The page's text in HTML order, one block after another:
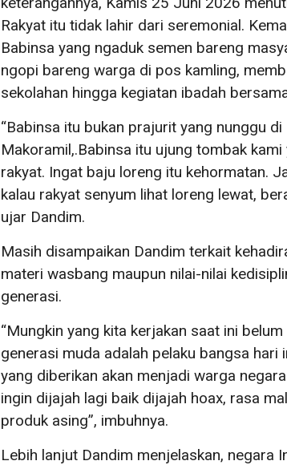
Rakyat itu tidak lahir dari seremonial.
Babinsa yang ngaduk semen bareng
ngopi bareng warga di pos kamling,
sekolahan hingga kegiatan ibadah
“Babinsa itu bukan prajurit yang nunggu
Makoramil,.Babinsa itu ujung tombak
rakyat. Ingat baju loreng itu kehormatan.
kalau rakyat senyum lihat loreng lewat,
ujar Dandim.
Masih disampaikan Dandim terkait
materi wasbang maupun nilai-nilai
generasi.
“Mungkin yang kita kerjakan saat ini
generasi muda adalah pelaku bangsa hari
yang diberikan akan menjadi warga
ingin dijajah lagi baik dijajah hoax, rasa
produk asing”, imbuhnya.
Lebih lanjut Dandim menjelaskan, negara